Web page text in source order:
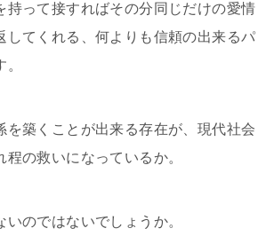
持って接すればその分同じだけの愛情
してくれる、何よりも信頼の出来るパ
を築くことが出来る存在が、現代社会
の救いになっているか。
のではないでしょうか。